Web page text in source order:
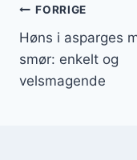
FORRIGE
Høns i asparges
smør: enkelt og
velsmagende